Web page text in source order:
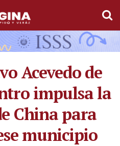
Acevedo de
impulsa la
China para
municipio